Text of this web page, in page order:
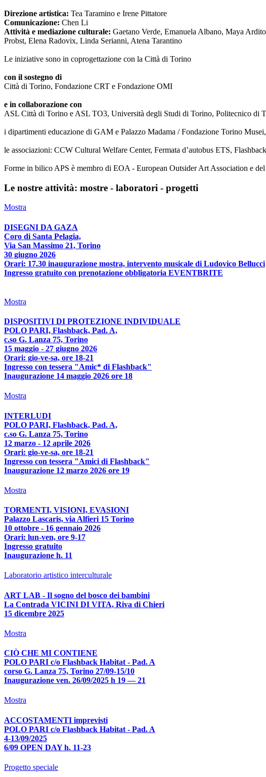
Direzione artistica: Tea Taramino e Irene Pittatore
Comunicazione: Chen Li
Attività e mediazione culturale: Gaetano Verde, Emanuela Albano, Maya
Probst, Elena Radovix, Linda Serianni, Atena Tarantino
Le iniziative sono in coprogettazione con la Città di Torino
con il sostegno di
Città di Torino, Fondazione CRT e Fondazione OMI
e in collaborazione con
ASL Città di Torino e ASL TO3, Università degli Studi di Torino, Politecnico di
i dipartimenti educazione di GAM e Palazzo Madama / Fondazione Torino
le associazioni: CCW Cultural Welfare Center, Fermata d’autobus ETS,
Forme in bilico APS è membro di EOA - European Outsider Art Association e
Le nostre attività: mostre - laboratori - progetti
Mostra
DISEGNI DA GAZA
Coro di Santa Pelagia,
Via San Massimo 21, Torino
30 giugno 2026
Orari: 17.30 inaugurazione mostra, intervento musicale di Ludovico Bellucci
Ingresso gratuito con prenotazione obbligatoria EVENTBRITE
Mostra
DISPOSITIVI DI PROTEZIONE INDIVIDUALE
POLO PARI, Flashback, Pad. A,
c.so G. Lanza 75, Torino
15 maggio - 27 giugno 2026
Orari: gio-ve-sa, ore 18-21
Ingresso con tessera "Amic* di Flashback"
Inaugurazione 14 maggio 2026 ore 18
Mostra
INTERLUDI
POLO PARI, Flashback, Pad. A,
c.so G. Lanza 75, Torino
12 marzo - 12 aprile 2026
Orari: gio-ve-sa, ore 18-21
Ingresso con tessera "Amici di Flashback"
Inaugurazione 12 marzo 2026 ore 19
Mostra
TORMENTI, VISIONI, EVASIONI
Palazzo Lascaris, via Alfieri 15 Torino
10 ottobre - 16 gennaio 2026
Orari: lun-ven, ore 9-17
Ingresso gratuito
Inaugurazione h. 11
Laboratorio artistico interculturale
ART LAB - Il sogno del bosco dei bambini
La Contrada VICINI DI VITA, Riva di Chieri
15 dicembre 2025
Mostra
CIÒ CHE MI CONTIENE
POLO PARI c/o Flashback Habitat - Pad. A
corso G. Lanza 75, Torino 27/09-15/10
Inaugurazione ven. 26/09/2025 h 19 — 21
Mostra
ACCOSTAMENTI imprevisti
POLO PARI c/o Flashback Habitat - Pad. A
4-13/09/2025
6/09 OPEN DAY h. 11-23
Progetto speciale